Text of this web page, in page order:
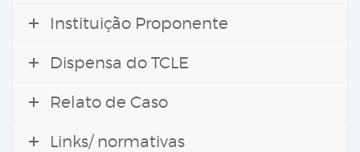
Instituição Proponente
Dispensa do TCLE
Relato de Caso
Links/ normativas